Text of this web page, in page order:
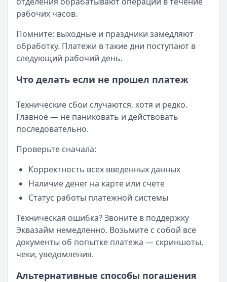
рабочих часов.
Помните: выходные и праздники замедляют
обработку. Платежи в такие дни поступают в
следующий рабочий день.
Что делать если не прошел платеж
Технические сбои случаются, хотя и редко.
Главное — не паниковать и действовать
последовательно.
Проверьте сначала:
Корректность всех введенных данных
Наличие денег на карте или счете
Статус работы платежной системы
Техническая ошибка? Звоните в поддержку
Эквазайм немедленно. Возьмите с собой все
документы об попытке платежа — скриншоты,
чеки, уведомления.
Альтернативные способы погашения